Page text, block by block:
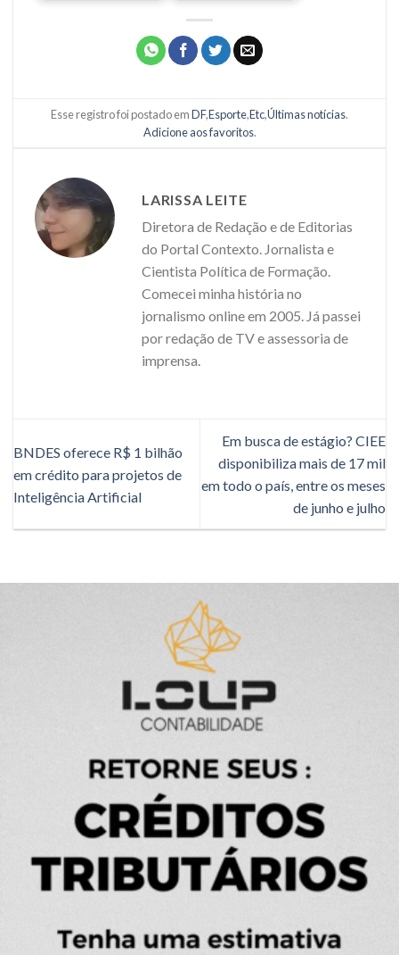
Esse registro foi postado emDF,Esporte,Etc,Últimas notícias.
Adicione aos favoritos.
LARISSA LEITE
Diretora de Redação e de Editorias
do Portal Contexto. Jornalista e
Cientista Política de Formação.
Comecei minha história no
jornalismo online em 2005. Já passei
por redação de TV e assessoria de
imprensa.
BNDES oferece R$ 1 bilhão
em crédito para projetos de
Inteligência Artificial
Em busca de estágio? CIEE
disponibiliza mais de 17 mil
em todo o país, entre os meses
de junho e julho